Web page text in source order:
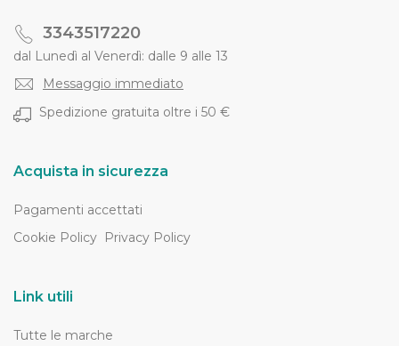
3343517220
dal Lunedì al Venerdì: dalle 9 alle 13
Messaggio immediato
Spedizione gratuita oltre i 50 €
Acquista in sicurezza
Pagamenti accettati
Cookie Policy Privacy Policy
Link utili
Tutte le marche